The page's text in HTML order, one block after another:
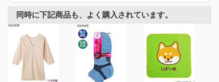
同時に下記商品も、よく購入されています。